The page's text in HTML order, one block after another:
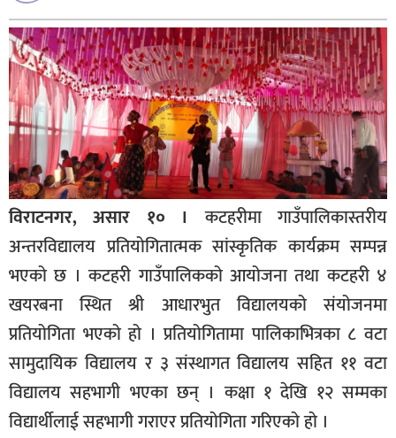
विराटनगर, असार १० । कटहरीमा गाउँपालिकास्तरीय
अन्तरविद्यालय प्रतियोगितात्मक सांस्कृतिक कार्यक्रम सम्पन्न
भएको छ । कटहरी गाउँपालिकको आयोजना तथा कटहरी ४
खयरबना स्थित श्री आधारभुत विद्यालयको संयोजनमा
प्रतियोगिता भएको हो । प्रतियोगितामा पालिकाभित्रका ८ वटा
सामुदायिक विद्यालय र ३ संस्थागत विद्यालय सहित ११ वटा
विद्यालय सहभागी भएका छन् । कक्षा १ देखि १२ सम्मका
विद्यार्थीलाई सहभागी गराएर प्रतियोगिता गरिएको हो ।